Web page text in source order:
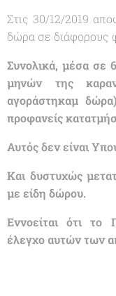
Στις 30/12/2019
δώρα σε διάφορους
Συνολικά, μέσα σε
μηνών της
αγοράστηκαμ
προφανείς
Αυτός δεν είναι
Και δυστυχώς
με είδη δώρου.
Εννοείται ότι το
έλεγχο αυτών των